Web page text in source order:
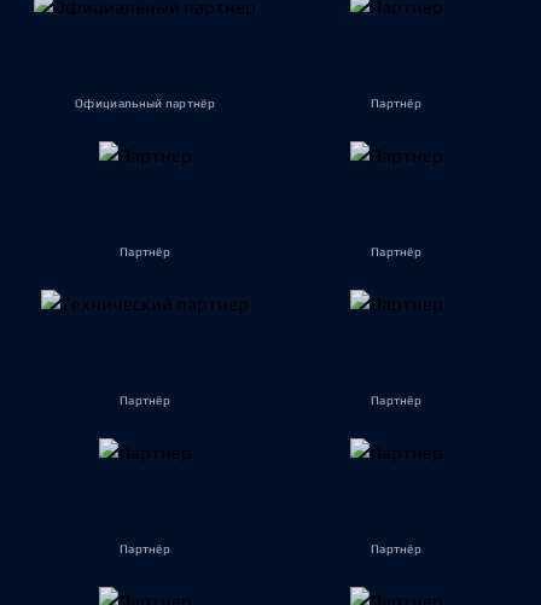
Официальный партнёр Партнёр
Партнёр Партнёр
Партнёр Партнёр
Партнёр Партнёр